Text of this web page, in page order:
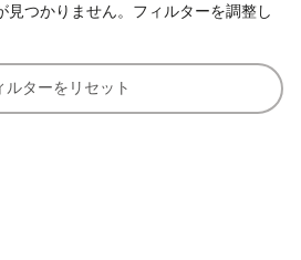
見つかりません。フィルターを調整し
ルターをリセット